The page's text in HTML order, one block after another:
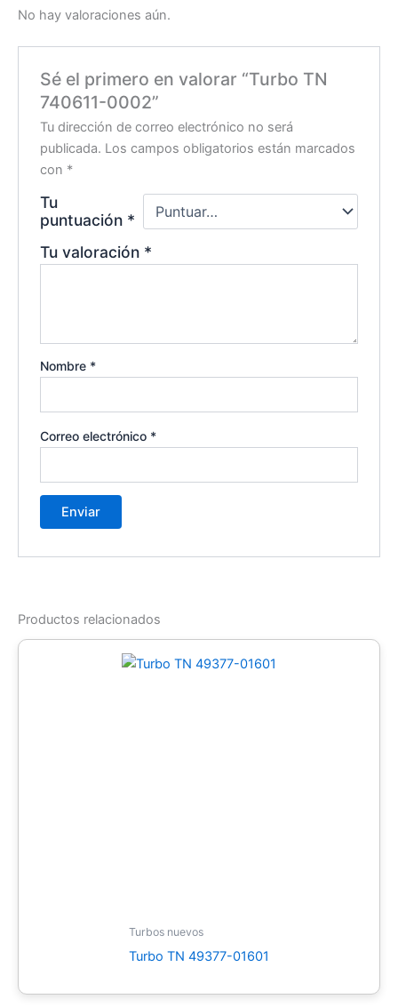
No hay valoraciones aún.
Sé el primero en valorar “Turbo TN
740611-0002”
Tu dirección de correo electrónico no será
publicada. Los campos obligatorios están marcados
con *
Tu
puntuación *
Tu valoración *
Nombre *
Correo electrónico *
Productos relacionados
Turbos nuevos
Turbo TN 49377-01601